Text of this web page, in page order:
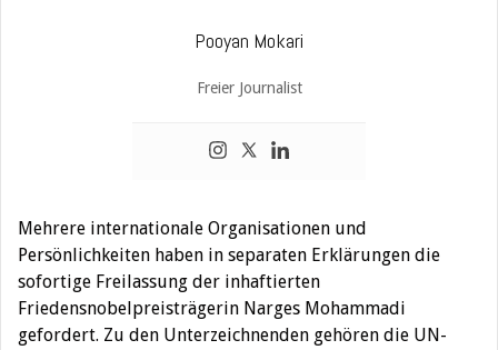
Pooyan Mokari
Freier Journalist
Mehrere internationale Organisationen und
Persönlichkeiten haben in separaten Erklärungen die
sofortige Freilassung der inhaftierten
Friedensnobelpreisträgerin Narges Mohammadi
gefordert. Zu den Unterzeichnenden gehören die UN-